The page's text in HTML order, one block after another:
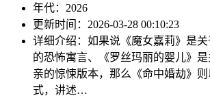
年代： 2026
更新时间： 2026-03-28 00:10:23
详细介绍： 如果说《魔女嘉莉》是
的恐怖寓言、《罗丝玛丽的婴儿》
亲的惊悚版本，那么《命中婚劫》
式，讲述…